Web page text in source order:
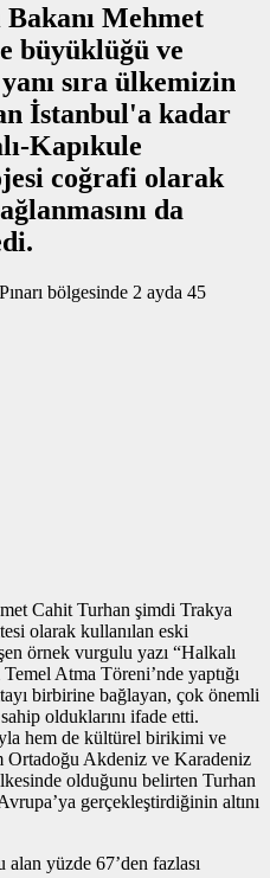
Mehmet
büyüklüğü ve
sıra ülkemizin
İstanbul'a kadar
Kapıkule
coğrafi olarak
da
Cahit Turhan şimdi Trakya
olarak kullanılan eski
örnek vurgulu yazı “Halkalı
Atma Töreni’nde yaptığı
birbirine bağlayan, çok önemli
olduklarını ifade etti.
hem de kültürel birikimi ve
Akdeniz ve Karadeniz
olduğunu belirten Turhan
gerçekleştirdiğinin altını
alan yüzde 67’den fazlası